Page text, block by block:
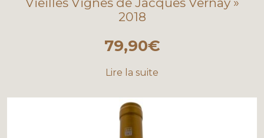
2018
79,90€
Lire la suite